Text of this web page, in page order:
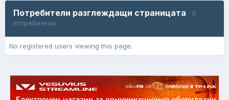
Потребители разглеждащи страницата
0
потребители
No registered users viewing this page.